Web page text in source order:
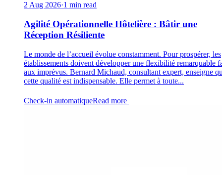
2 Aug 2026·1 min read
Agilité Opérationnelle Hôtelière : Bâtir une
Réception Résiliente
Le monde de l’accueil évolue constamment. Pour prospérer, les
établissements doivent développer une flexibilité remarquable
aux imprévus. Bernard Michaud, consultant expert, enseigne
cette qualité est indispensable. Elle permet à toute...
Check-in automatiqueRead more